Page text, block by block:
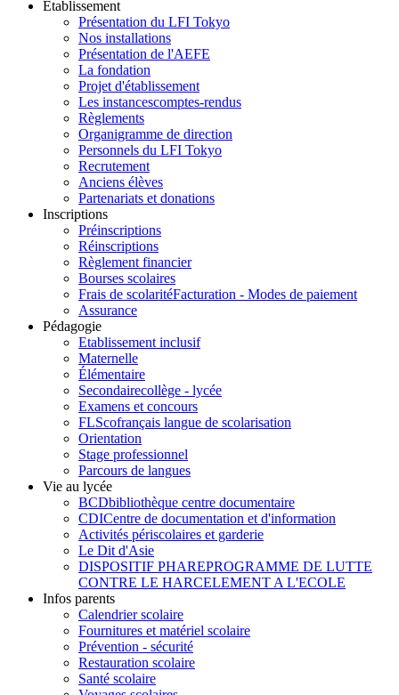
Etablissement
Présentation du LFI Tokyo
Nos installations
Présentation de l'AEFE
La fondation
Projet d'établissement
Les instancescomptes-rendus
Règlements
Organigramme de direction
Personnels du LFI Tokyo
Recrutement
Anciens élèves
Partenariats et donations
Inscriptions
Préinscriptions
Réinscriptions
Règlement financier
Bourses scolaires
Frais de scolaritéFacturation - Modes de paiement
Assurance
Pédagogie
Etablissement inclusif
Maternelle
Élémentaire
Secondairecollège - lycée
Examens et concours
FLScofrançais langue de scolarisation
Orientation
Stage professionnel
Parcours de langues
Vie au lycée
BCDbibliothèque centre documentaire
CDICentre de documentation et d'information
Activités périscolaires et garderie
Le Dit d'Asie
DISPOSITIF PHAREPROGRAMME DE LUTTE
CONTRE LE HARCELEMENT A L'ECOLE
Infos parents
Calendrier scolaire
Fournitures et matériel scolaire
Prévention - sécurité
Restauration scolaire
Santé scolaire